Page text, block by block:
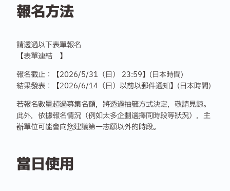
報名方法
請透過以下表單報名
【表單連結 】
報名截止：【2026/5/31（日） 23:59】(日本時間)
結果發表：【2026/6/14（日）以前以郵件通知】(日本時間)
若報名數量超過募集名額，將透過抽籤方式決定，敬請見諒。
此外，依據報名情況（例如太多企劃選擇同時段等狀況），主
辦單位可能會向您建議第一志願以外的時段。
當日使用